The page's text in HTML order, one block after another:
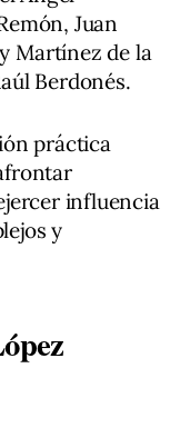
Juan
Martínez de la
Berdonés.
práctica
influencia
y